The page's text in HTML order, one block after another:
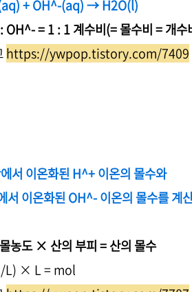
+ OH^-(aq) → H2O(l)
OH^- = 1 : 1 계수비(= 몰수비 = 개수
https://ywpop.tistory.com/7409
서 이온화된 H^+ 이온의 몰수와
서 이온화된 OH^- 이온의 몰수를 계
농도 × 산의 부피 = 산의 몰수
L) × L = mol